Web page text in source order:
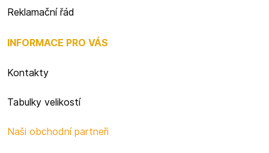
Reklamační řád
INFORMACE PRO VÁS
Kontakty
Tabulky velikostí
Naši obchodní partneři